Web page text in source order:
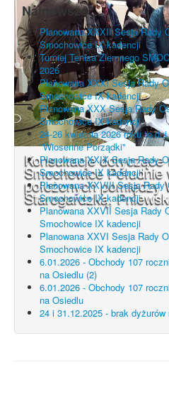
Konsultacje
Smochowice
położonych pomiędzy
Starogardzką,
Najnowsze
Planowana XXXII Sesja Rady
Smochowice IX kadencji
Turniej Tenisa Ziemnego
2026
Planowana XXXI Sesja Rady
Smochowice IX kadencji
Planowana XXX Sesja Rady
Smochowice IX kadencji
24-26 kwietnia 2026 roku to
"Wiosenne Porządki"
Planowana XXIX Sesja Rady
Smochowice IX kadencji
Planowana XXVIII Sesja
Smochowice IX kadencji
Planowana XXVII Sesja Rady
Smochowice IX kadencji
Planowana XXVI Sesja Rady
Smochowice IX kadencji
6.01.2026 - Obchody 107
na Osiedlu (2)
6.01.2026 - Obchody 107
na Osiedlu
24 i 31.12.2025 - brak